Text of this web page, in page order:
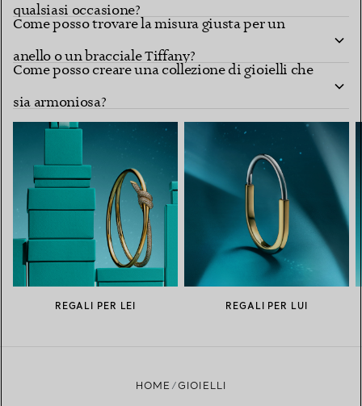
qualsiasi occasione?
Come posso trovare la misura giusta per un
anello o un bracciale Tiffany?
Come posso creare una collezione di gioielli che
sia armoniosa?
REGALI PER LEI REGALI PER LUI
HOME GIOIELLI